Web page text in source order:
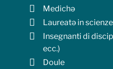
Medichə
Laureatə in
Insegnanti di
ecc.)
Doule